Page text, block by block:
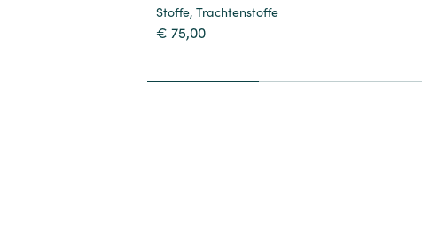
Stoffe, Trachtenstoffe
€ 75,00